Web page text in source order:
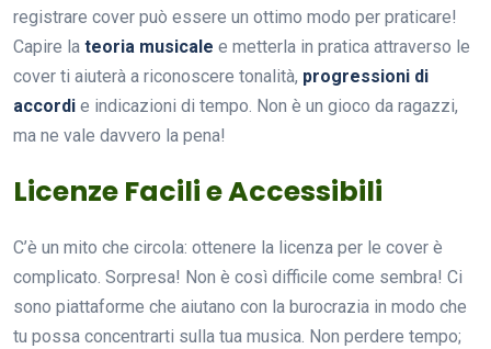
registrare cover può essere un ottimo modo per praticare!
Capire la teoria musicale e metterla in pratica attraverso le
cover ti aiuterà a riconoscere tonalità, progressioni di
accordi e indicazioni di tempo. Non è un gioco da ragazzi,
ma ne vale davvero la pena!
Licenze Facili e Accessibili
C’è un mito che circola: ottenere la licenza per le cover è
complicato. Sorpresa! Non è così difficile come sembra! Ci
sono piattaforme che aiutano con la burocrazia in modo che
tu possa concentrarti sulla tua musica. Non perdere tempo;